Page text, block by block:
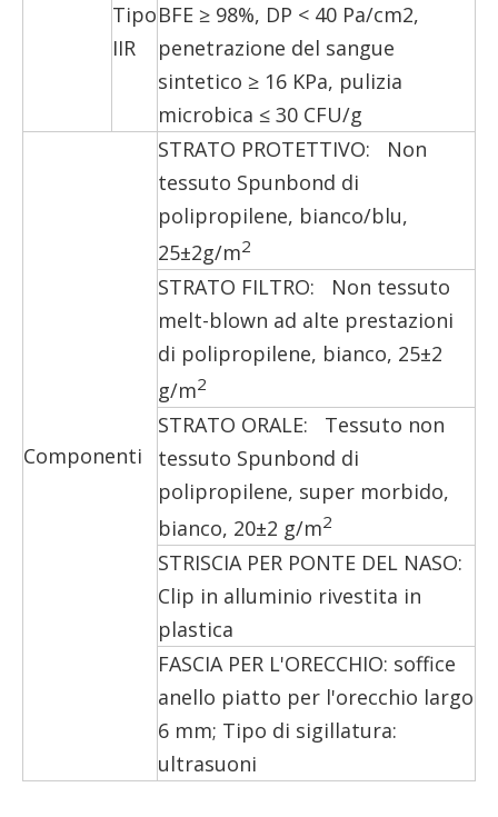
Tipo
IIR
BFE ≥ 98%, DP < 40 Pa/cm2,
penetrazione del sangue
sintetico ≥ 16 KPa, pulizia
microbica ≤ 30 CFU/g
Componenti
STRATO PROTETTIVO: Non
tessuto Spunbond di
polipropilene, bianco/blu,
25±2g/m2
STRATO FILTRO: Non tessuto
melt-blown ad alte prestazioni
di polipropilene, bianco, 25±2
g/m2
STRATO ORALE: Tessuto non
tessuto Spunbond di
polipropilene, super morbido,
bianco, 20±2 g/m2
STRISCIA PER PONTE DEL NASO:
Clip in alluminio rivestita in
plastica
FASCIA PER L'ORECCHIO: soffice
anello piatto per l'orecchio largo
6 mm; Tipo di sigillatura:
ultrasuoni